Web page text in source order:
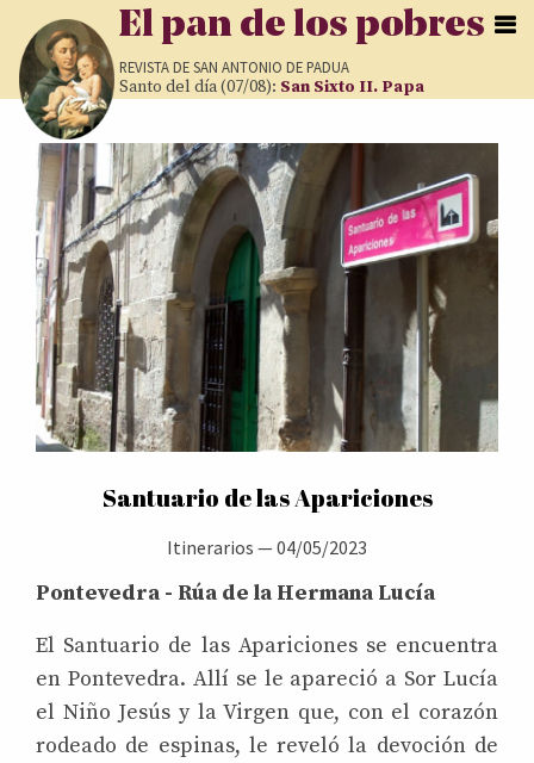
Pasar al contenido principal
El pan de los pobres
REVISTA DESAN ANTONIO DE PADUA
Santo del día (07/08): San Sixto II. Papa
Santuario de las Apariciones
Itinerarios —04/05/2023
Pontevedra - Rúa de la Hermana Lucía
El Santuario de las Apariciones se encuentra
en Pontevedra. Allí se le apareció a Sor Lucía
el Niño Jesús y la Virgen que, con el corazón
rodeado de espinas, le reveló la devoción de
Páginas